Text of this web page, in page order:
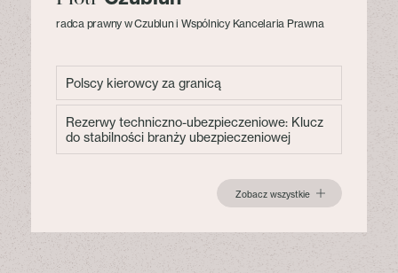
radca prawny w Czublun i Wspólnicy Kancelaria Prawna
Polscy kierowcy za granicą
Rezerwy techniczno-ubezpieczeniowe: Klucz
do stabilności branży ubezpieczeniowej
Zobacz wszystkie